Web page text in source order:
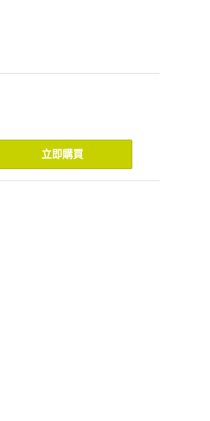
立即購買